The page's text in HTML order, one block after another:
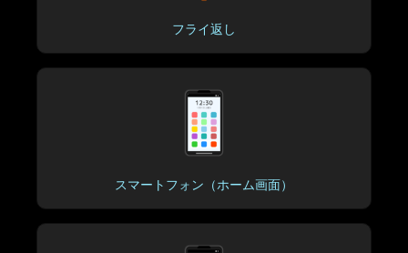
フライ返し
スマートフォン（ホーム画面）